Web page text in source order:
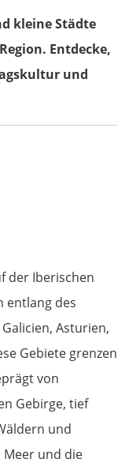
kleine Städte
Entdecke,
und
der Iberischen
entlang des
Asturien,
Gebiete grenzen
von
Gebirge, tief
und
Meer und die